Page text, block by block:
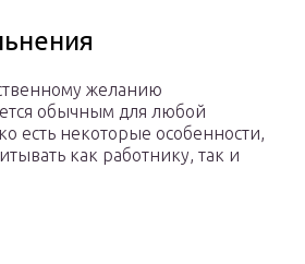
желанию
обычным для любой
есть некоторые особенности,
как работнику, так и